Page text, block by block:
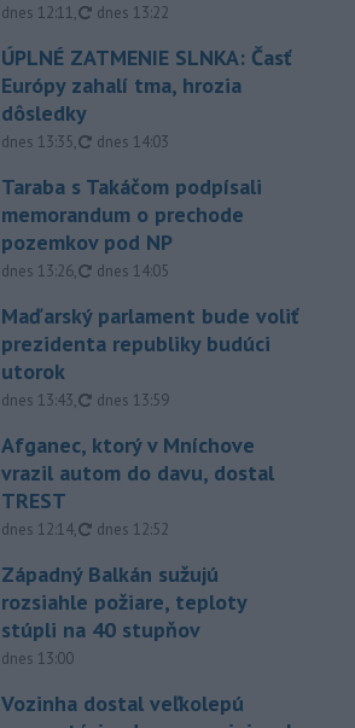
dnes 12:11, aktualizované
dnes 13:22
ÚPLNÉ ZATMENIE SLNKA: Časť
Európy zahalí tma, hrozia
dôsledky
dnes 13:35, aktualizované
dnes 14:03
Taraba s Takáčom podpísali
memorandum o prechode
pozemkov pod NP
dnes 13:26, aktualizované
dnes 14:05
Maďarský parlament bude voliť
prezidenta republiky budúci
utorok
dnes 13:43, aktualizované
dnes 13:59
Afganec, ktorý v Mníchove
vrazil autom do davu, dostal
TREST
dnes 12:14, aktualizované
dnes 12:52
Západný Balkán sužujú
rozsiahle požiare, teploty
stúpli na 40 stupňov
dnes 13:00
Vozinha dostal veľkolepú